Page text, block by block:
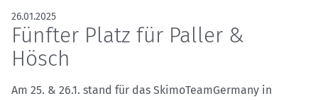
26.01.2025
Fünfter Platz für Paller &
Hösch
Am 25. & 26.1. stand für das SkimoTeamGermany in